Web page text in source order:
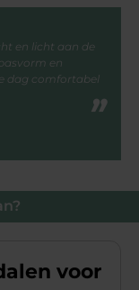
voor
en licht aan de
en
dag comfortabel